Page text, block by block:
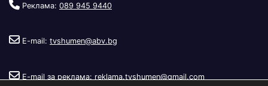
Реклама: 089 945 9440
E-mail: tvshumen@abv.bg
E-mail за реклама: reklama.tvshumen@gmail.com